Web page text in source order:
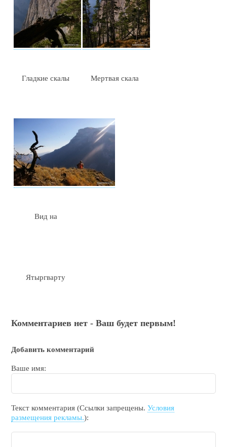
Гладкие скалы Мертвая скала
Вид на
Ятыргварту
Комментариев нет - Ваш будет первым!
Добавить комментарий
Ваше имя:
Текст комментария (Ссылки запрещены.Условия
размещения рекламы.):